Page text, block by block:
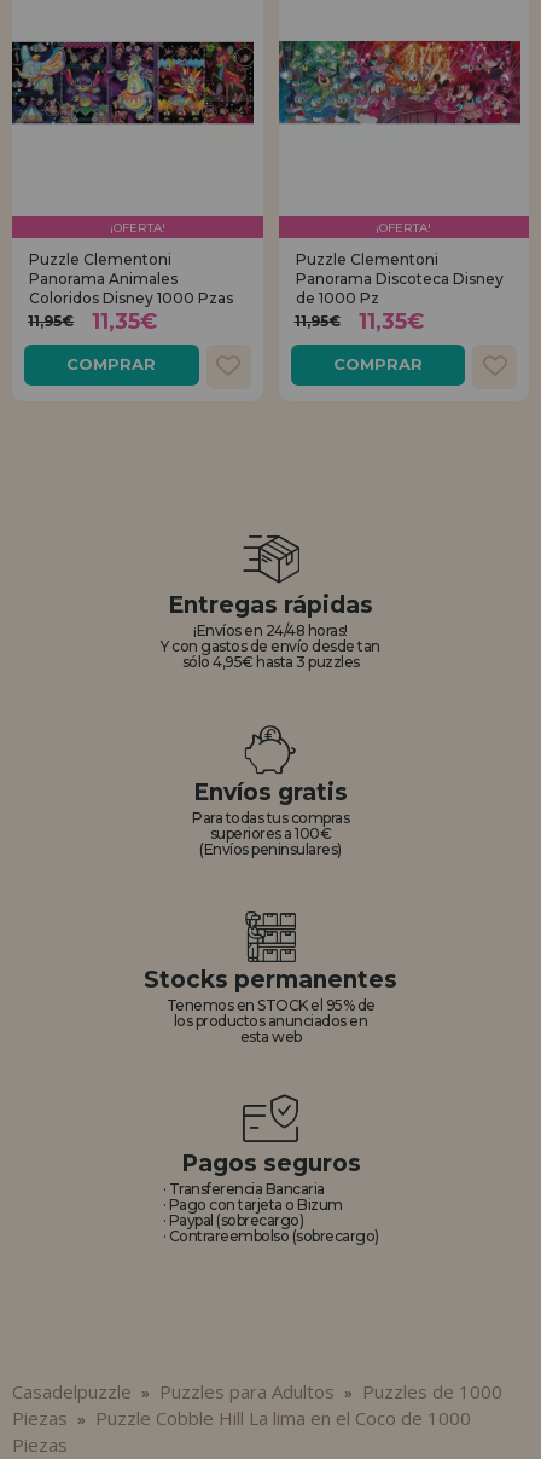
¡OFERTA!
Puzzle Clementoni
Panorama Animales
Coloridos Disney 1000 Pzas
11,95€
11,35€
COMPRAR
¡OFERTA!
Puzzle Clementoni
Panorama Discoteca Disney
de 1000 Pz
11,95€
11,35€
COMPRAR
Entregas rápidas
¡Envíos en 24/48 horas!
Y con gastos de envío desde tan
sólo 4,95€ hasta 3 puzzles
Envíos gratis
Para todas tus compras
superiores a 100€
(Envíos peninsulares)
Stocks permanentes
Tenemos en STOCK el 95% de
los productos anunciados en
esta web
Pagos seguros
· Transferencia Bancaria
· Pago con tarjeta o Bizum
· Paypal (sobrecargo)
· Contrareembolso (sobrecargo)
Casadelpuzzle » Puzzles para Adultos »
Puzzles de 1000
Piezas »
Puzzle Cobble Hill La lima en el Coco de 1000
Piezas